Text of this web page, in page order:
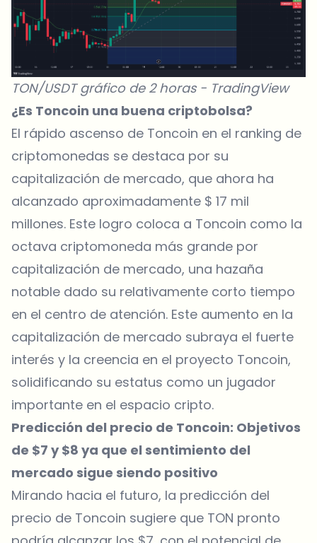
TON/USDT gráfico de 2 horas - TradingView
¿Es Toncoin una buena criptobolsa?
El rápido ascenso de Toncoin en el ranking de
criptomonedas se destaca por su
capitalización de mercado, que ahora ha
alcanzado aproximadamente $ 17 mil
millones. Este logro coloca a Toncoin como la
octava criptomoneda más grande por
capitalización de mercado, una hazaña
notable dado su relativamente corto tiempo
en el centro de atención. Este aumento en la
capitalización de mercado subraya el fuerte
interés y la creencia en el proyecto Toncoin,
solidificando su estatus como un jugador
importante en el espacio cripto.
Predicción del precio de Toncoin: Objetivos
de $7 y $8 ya que el sentimiento del
mercado sigue siendo positivo
Mirando hacia el futuro, la predicción del
precio de Toncoin sugiere que TON pronto